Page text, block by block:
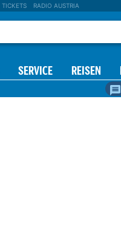
TICKETS RADIO AUSTRIA
SERVICE REISEN